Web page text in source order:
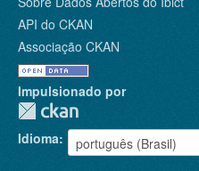
API do CKAN
Associação CKAN
Impulsionado por
Idioma